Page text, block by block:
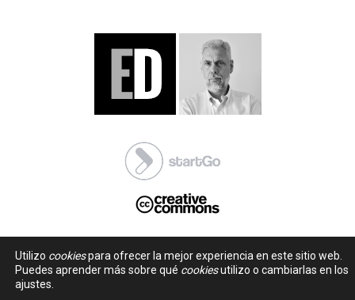
Utilizo cookiespara ofrecer la mejor experiencia en este sitio web.
Puedes aprender más sobre qué cookiesutilizo o cambiarlas en los
ajustes.